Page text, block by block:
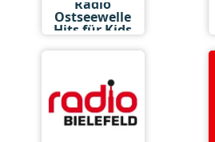
Radio
Ostseewelle
Hits für Kids